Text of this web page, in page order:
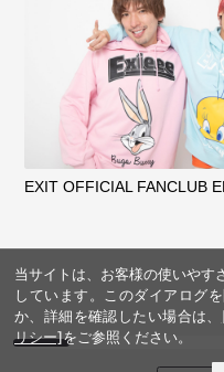
EXIT OFFICIAL FANCLUB
当サイトは、お客様の使いや
しています。このダイアログ
か、詳細を確認したい場合は、
リシー]をご参照ください。